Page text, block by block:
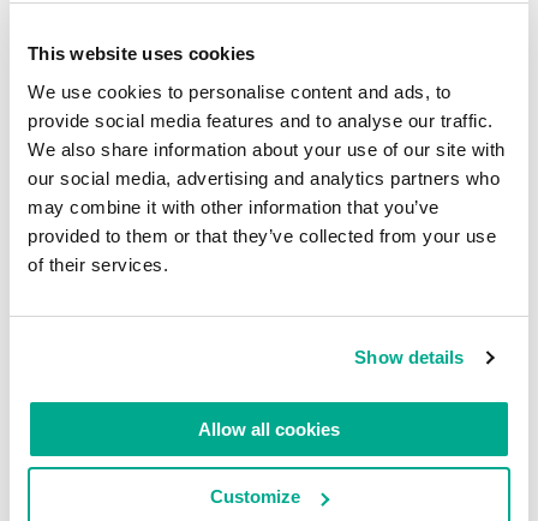
This website uses cookies
We use cookies to personalise content and ads, to
provide social media features and to analyse our traffic.
We also share information about your use of our site with
our social media, advertising and analytics partners who
may combine it with other information that you’ve
provided to them or that they’ve collected from your use
of their services.
Show details
Allow all cookies
Customize
choses, mais le week-end a filé à toute vitesse. Une
chose est sortie du lot et a vraiment pris le dessus
En lire plus :Ferrari est de retour